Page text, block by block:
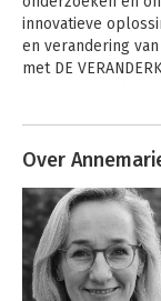
Coachboek
innovatieve
en verandering
met DE
Toekomstkamer'.
verbeteren van
van jongeren en
perspectief. Naar
mensen verder in
toekomst
Over